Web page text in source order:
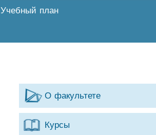
Учебный план
О факультете
Курсы